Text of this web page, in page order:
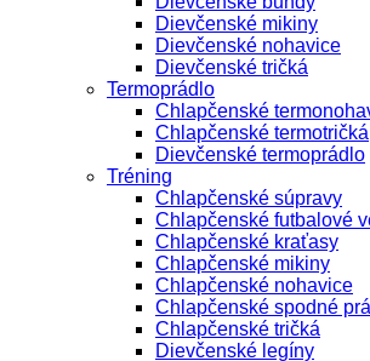
Dievčenské mikiny
Dievčenské nohavice
Dievčenské tričká
Termoprádlo
Chlapčenské
Chlapčenské termotričká
Dievčenské termoprádlo
Tréning
Chlapčenské súpravy
Chlapčenské futbalové
Chlapčenské kraťasy
Chlapčenské mikiny
Chlapčenské nohavice
Chlapčenské spodné
Chlapčenské tričká
Dievčenské legíny